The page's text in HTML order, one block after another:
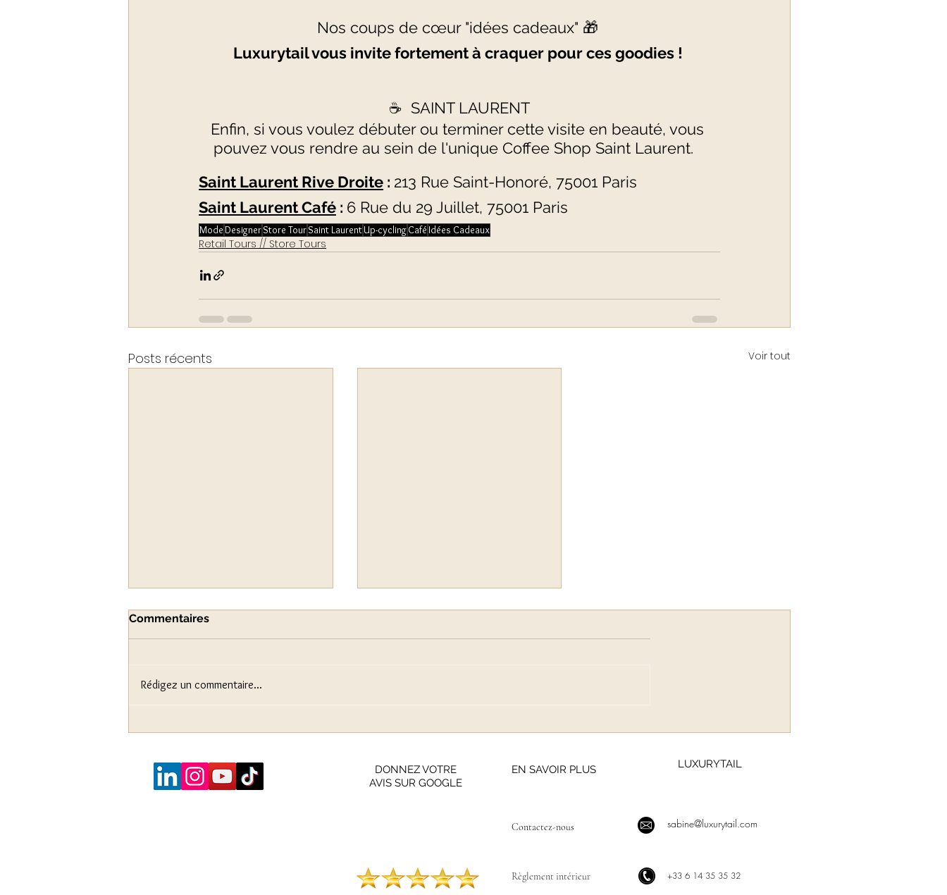
Nos coups de cœur "idées cadeaux" 🎁
Luxurytail vous invite fortement à craquer pour ces goodies !
☕  SAINT LAURENT
Enfin, si vous voulez débuter ou terminer cette visite en beauté, vous
pouvez vous rendre au sein de l'unique Coffee Shop Saint Laurent.
Saint Laurent Rive Droite : 213 Rue Saint-Honoré, 75001 Paris
Saint Laurent Café : 6 Rue du 29 Juillet, 75001 Paris
ModeDesignerStore TourSaint LaurentUp-cyclingCafé Idées Cadeaux
Retail Tours // Store Tours
Posts récents Voir tout
Commentaires
Rédigez un commentaire...
DONNEZ VOTRE
AVIS SUR GOOGLE
EN SAVOIR PLUS LUXURYTAIL
Contactez-nous ​ sabine@luxurytail.com
Règlement intérieur +33 6 14 35 35 32